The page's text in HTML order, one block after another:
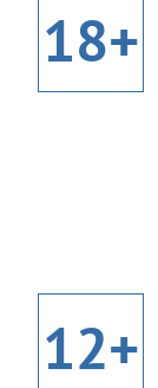
18+
12+